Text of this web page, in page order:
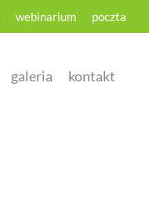
webinarium poczta
galeria kontakt